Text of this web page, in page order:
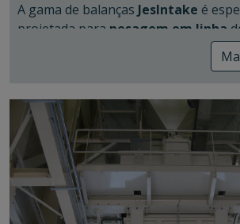
No vídeoa seguir, podemos ver
entre silos que não possuem um
silos que possuem. Isso demonstra
grandes vantagens mencionadas
A gama de balanças JesIntake é
projetada para pesagem em linha
, como pós, grânulos, grãos
focando na confiabilidade
13 tamanhos, com capacidades de 12
m³/h, sendo adequada para lidar
fluxo e manter alta precisão.